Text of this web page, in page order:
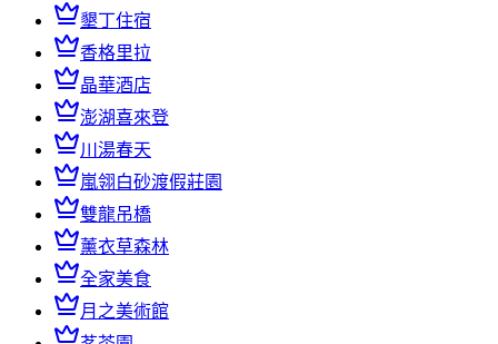
墾丁住宿
香格里拉
晶華酒店
澎湖喜來登
川湯春天
嵐翎白砂渡假莊園
雙龍吊橋
薰衣草森林
全家美食
月之美術館